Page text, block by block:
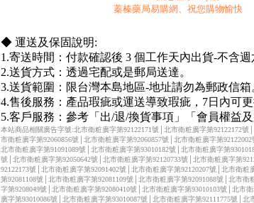
蓁榛藥局易購網、祝您購物愉快
◆ 運送及保固說明:
1.寄送時間：付款確認後 3 個工作天內出貨-不含週
2.送貨方式：透過宅配或是郵局送達。
3.送貨範圍：限台灣本島地區-地址請勿為郵政信箱
4.售後服務：產品瑕疵或運送導致瑕疵，7日內可更
5.客戶服務：參考「出/退/換貨事項」「會員權益及
本站商品相關廣告字號:北市衛粧廣字第92122171號│北市衛粧廣字第92122172號
市衛粧廣字第92060856號│北市衛粧廣字第92060857號│北市衛粧廣字第92122002
北市衛粧廣字第91091089號│北市衛粧廣字第93010182號│北市衛粧廣字第
號│北市衛粧廣字第92050642號│北市衛粧廣字第92120733號│北市衛粧廣字第
92122173號│北市衛粧廣字第92091402號│北市衛粧廣字第92120207號│北市衛粧
第92081108號│北市衛粧廣字第92081109號│北市衛粧廣字第92091088號│北市衛
字第9208049號│北市衛粧廣字第92080410號│北市衛粧廣字第93010103號│北市
廣字第93010086號│北市衛粧廣字第93010087號│北市衛粧廣字第92111775號│北